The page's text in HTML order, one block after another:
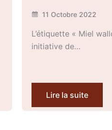
11 Octobre 2022
L’étiquette « Miel
initiative de…
Lire la suite